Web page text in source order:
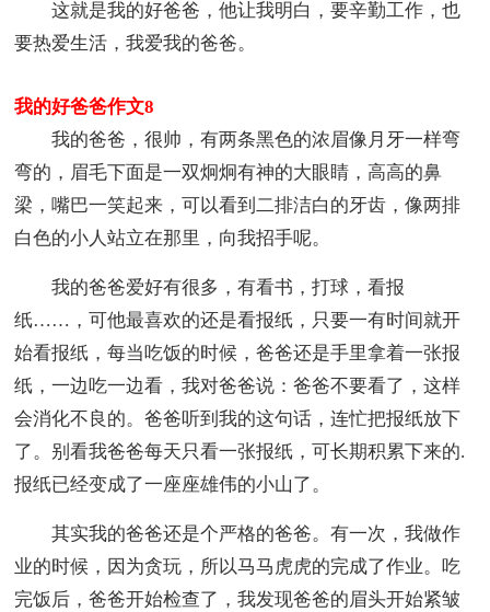
这就是我的好爸爸，他让我明白，要辛勤工作，也
要热爱生活，我爱我的爸爸。
我的好爸爸作文8
我的爸爸，很帅，有两条黑色的浓眉像月牙一样弯
弯的，眉毛下面是一双炯炯有神的大眼睛，高高的鼻
梁，嘴巴一笑起来，可以看到二排洁白的牙齿，像两排
白色的小人站立在那里，向我招手呢。
我的爸爸爱好有很多，有看书，打球，看报
纸……，可他最喜欢的还是看报纸，只要一有时间就开
始看报纸，每当吃饭的时候，爸爸还是手里拿着一张报
纸，一边吃一边看，我对爸爸说：爸爸不要看了，这样
会消化不良的。爸爸听到我的这句话，连忙把报纸放下
了。别看我爸爸每天只看一张报纸，可长期积累下来的.
报纸已经变成了一座座雄伟的小山了。
其实我的爸爸还是个严格的爸爸。有一次，我做作
业的时候，因为贪玩，所以马马虎虎的完成了作业。吃
完饭后，爸爸开始检查了，我发现爸爸的眉头开始紧皱